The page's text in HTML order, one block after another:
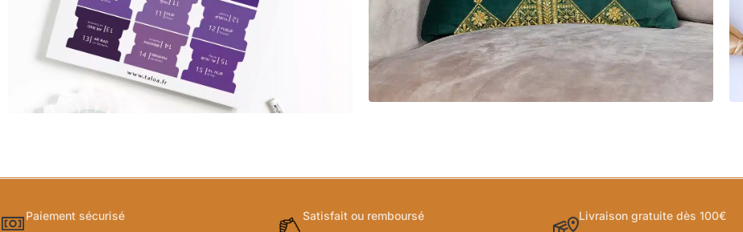
Paiement sécurisé Satisfait ou remboursé Livraison gratuite dès 100€